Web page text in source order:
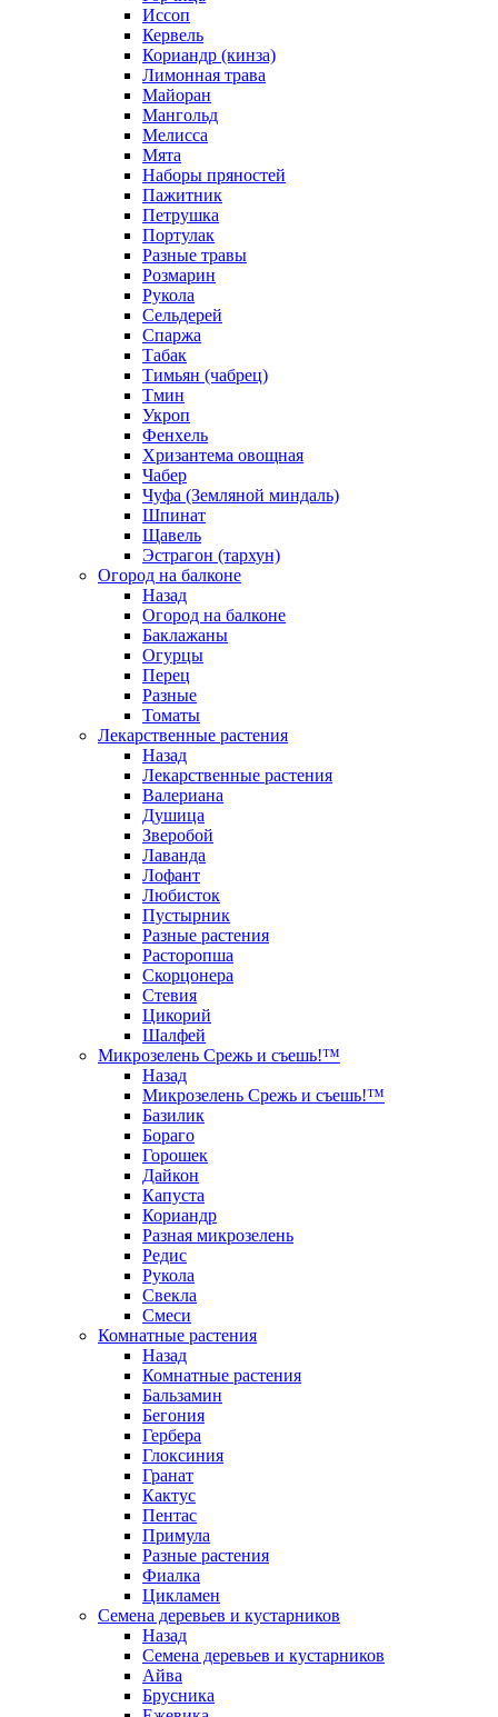
Иссоп
Кервель
Кориандр (кинза)
Лимонная трава
Майоран
Мангольд
Мелисса
Мята
Наборы пряностей
Пажитник
Петрушка
Портулак
Разные травы
Розмарин
Рукола
Сельдерей
Спаржа
Табак
Тимьян (чабрец)
Тмин
Укроп
Фенхель
Хризантема овощная
Чабер
Чуфа (Земляной миндаль)
Шпинат
Щавель
Эстрагон (тархун)
Огород на балконе
Назад
Огород на балконе
Баклажаны
Огурцы
Перец
Разные
Томаты
Лекарственные растения
Назад
Лекарственные растения
Валериана
Душица
Зверобой
Лаванда
Лофант
Любисток
Пустырник
Разные растения
Расторопша
Скорцонера
Стевия
Цикорий
Шалфей
Микрозелень Срежь и съешь!™
Назад
Микрозелень Срежь и съешь!™
Базилик
Бораго
Горошек
Дайкон
Капуста
Кориандр
Разная микрозелень
Редис
Рукола
Свекла
Смеси
Комнатные растения
Назад
Комнатные растения
Бальзамин
Бегония
Гербера
Глоксиния
Гранат
Кактус
Пентас
Примула
Разные растения
Фиалка
Цикламен
Семена деревьев и кустарников
Назад
Семена деревьев и кустарников
Айва
Брусника